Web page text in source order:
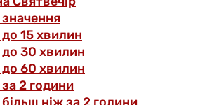
15 хвилин
30 хвилин
60 хвилин
2 години